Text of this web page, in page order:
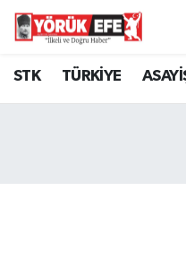
STK TÜRKİYE
Aydın Nöbetçi